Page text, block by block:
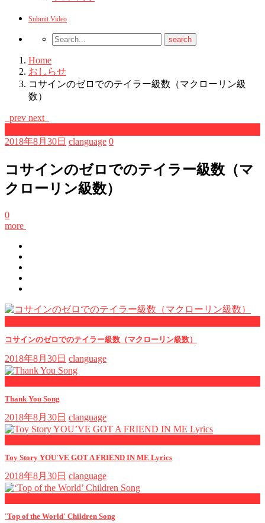
Submit Video
Home
おしらせ
コサインのゼロでのテイラー級数（マクローリン級
数）
prev next
2018年8月30日 clanguage 0
コサインのゼロでのテイラー級数（マ
クローリン級数）
0
more
コサインのゼロでのテイラー級数（マクローリン級数）
2018年8月30日 clanguage
Thank You Song
2018年8月30日 clanguage
Toy Story YOU'VE GOT A FRIEND IN ME Lyrics
2018年8月30日 clanguage
'Top of the World' Children Song